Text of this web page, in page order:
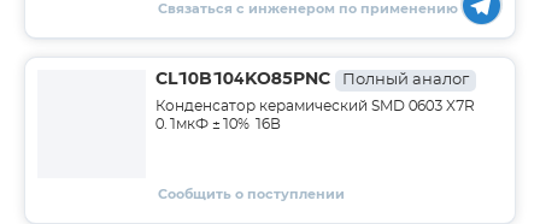
Связаться с инженером по применению
CL10B104KO85PNC Полный аналог
Конденсатор керамический SMD 0603 X7R
0.1мкФ ±10% 16В
Сообщить о поступлении